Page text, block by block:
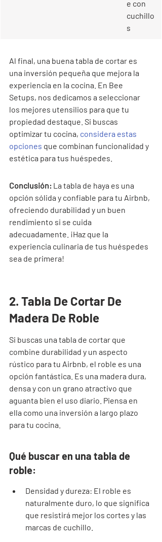
e con
cuchillo
s
Al final, una buena tabla de cortar es
una inversión pequeña que mejora la
experiencia en la cocina. En Bee
Setups, nos dedicamos a seleccionar
los mejores utensilios para que tu
propiedad destaque. Si buscas
optimizar tu cocina, considera estas
opciones que combinan funcionalidad y
estética para tus huéspedes.
Conclusión: La tabla de haya es una
opción sólida y confiable para tu Airbnb,
ofreciendo durabilidad y un buen
rendimiento si se cuida
adecuadamente. ¡Haz que la
experiencia culinaria de tus huéspedes
sea de primera!
2. Tabla De Cortar De
Madera De Roble
Si buscas una tabla de cortar que
combine durabilidad y un aspecto
rústico para tu Airbnb, el roble es una
opción fantástica. Es una madera dura,
densa y con un grano atractivo que
aguanta bien el uso diario. Piensa en
ella como una inversión a largo plazo
para tu cocina.
Qué buscar en una tabla de
roble:
Densidad y dureza: El roble es
naturalmente duro, lo que significa
que resistirá mejor los cortes y las
marcas de cuchillo.